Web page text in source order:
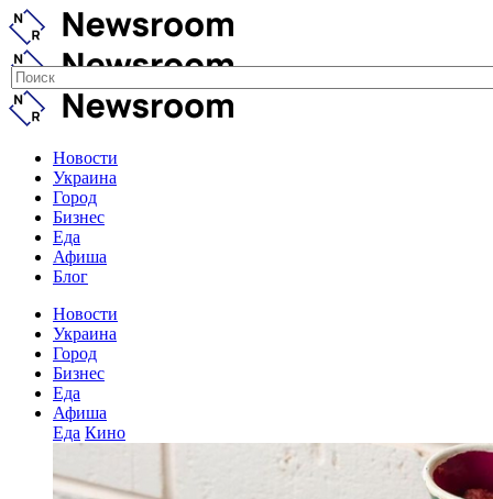
Новости
Украина
Город
Бизнес
Еда
Афиша
Блог
Новости
Украина
Город
Бизнес
Еда
Афиша
Еда Кино